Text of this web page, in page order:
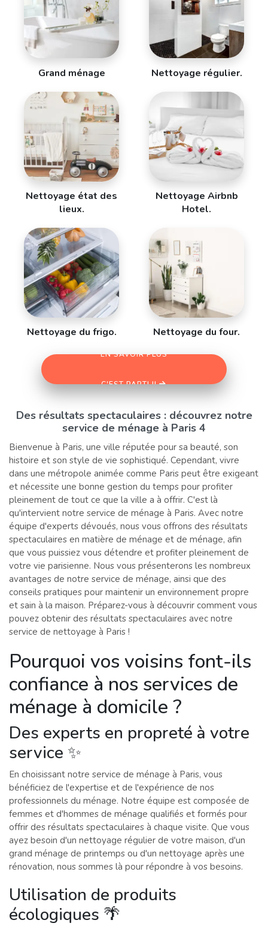
Grand ménage Nettoyage régulier.
Nettoyage état des
lieux.
Nettoyage Airbnb
Hotel.
Nettoyage du frigo. Nettoyage du four.
EN SAVOIR PLUS
C'EST PARTI !!
Des résultats spectaculaires : découvrez notre
service de ménage à Paris 4
Bienvenue à Paris, une ville réputée pour sa beauté, son
histoire et son style de vie sophistiqué. Cependant, vivre
dans une métropole animée comme Paris peut être exigeant
et nécessite une bonne gestion du temps pour profiter
pleinement de tout ce que la ville a à offrir. C'est là
qu'intervient notre service de ménage à Paris. Avec notre
équipe d'experts dévoués, nous vous offrons des résultats
spectaculaires en matière de ménage et de ménage, afin
que vous puissiez vous détendre et profiter pleinement de
votre vie parisienne. Nous vous présenterons les nombreux
avantages de notre service de ménage, ainsi que des
conseils pratiques pour maintenir un environnement propre
et sain à la maison. Préparez-vous à découvrir comment vous
pouvez obtenir des résultats spectaculaires avec notre
service de nettoyage à Paris !
Pourquoi vos voisins font-ils
confiance à nos services de
ménage à domicile ?
Des experts en propreté à votre
service ✨
En choisissant notre service de ménage à Paris, vous
bénéficiez de l'expertise et de l'expérience de nos
professionnels du ménage. Notre équipe est composée de
femmes et d'hommes de ménage qualifiés et formés pour
offrir des résultats spectaculaires à chaque visite. Que vous
ayez besoin d'un nettoyage régulier de votre maison, d'un
grand ménage de printemps ou d'un nettoyage après une
rénovation, nous sommes là pour répondre à vos besoins.
Utilisation de produits
écologiques 🌴